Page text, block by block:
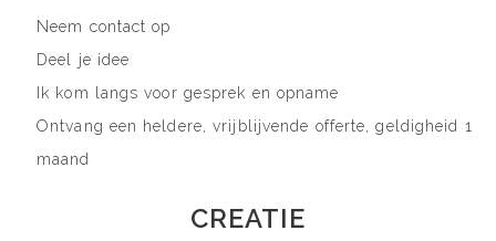
Neem contact op
Deel je idee
Ik kom langs voor gesprek en opname
Ontvang een heldere, vrijblijvende offerte, geldigheid 1
maand
CREATIE